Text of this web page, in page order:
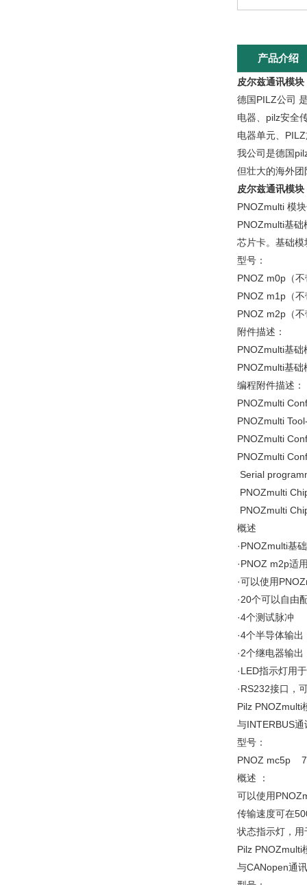
产品介绍
皮尔兹通讯模
德国PILZ公司
电器、pilz安全
电器单元、
我公司是德国
但壮大的海外
皮尔兹通讯模
PNOZmulti 模
PNOZmulti基
芯片卡。基础
型号：
PNOZ m0p（
PNOZ m1p（
PNOZ m2p（
附件描述：
PNOZmulti基
PNOZmulti基
编程附件描述：
PNOZmulti
PNOZmulti
PNOZmulti
PNOZmulti
Serial
PNOZmulti
PNOZmulti
概述
·PNOZmulti基
·PNOZ m2p适
·可以使用
·20个可以自由
·4个测试脉冲
·4个半导体输
·2个继电器输
·LED指示灯用
·RS232接口，
Pilz PNOZmulti
与INTERBUS
型号：
PNOZ mc5p
概述 ：
可以使用
传输速度可在
状态指示灯，
Pilz PNOZmulti
与CANopen通